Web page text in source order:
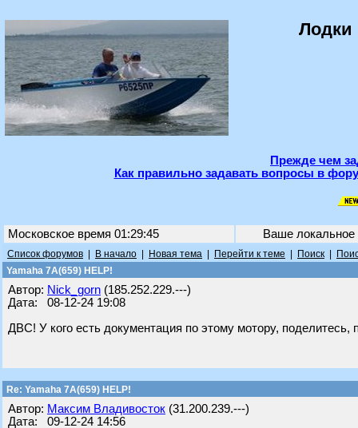
Лодки
Прежде чем
Как правильно задавать вопросы в
Московское время 01:29:45 Ваше
Список форумов В начало Новая тема Перейти к теме Поиск
Yamaha 7A(659) HELP!
Автор: Nick_gorn (185.252.229.---)
Дата: 08-12-24 19:08
ДВС! У кого есть документация по этому мотору, поделитесь,
Re: Yamaha 7A(659) HELP!
Автор: Максим Владивосток (31.200.239.---)
Дата: 09-12-24 14:56